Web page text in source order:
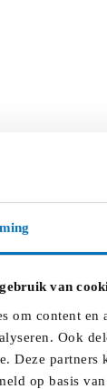
van
om content en
Ook
Deze
op basis